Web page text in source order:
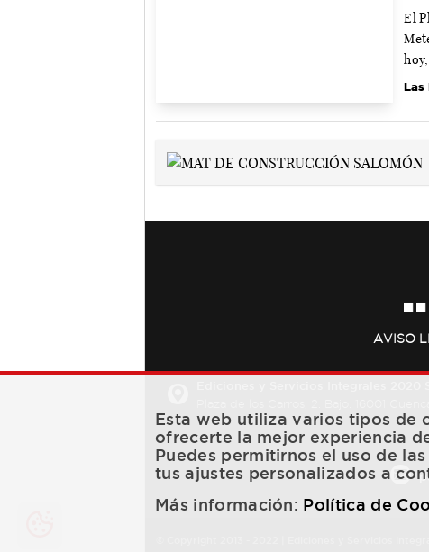
El
Las
AVISO
Esta web utiliza varios tipos de
ofrecerte la mejor experiencia
Puedes permitirnos el uso de
tus ajustes personalizados a
Más información: Política de